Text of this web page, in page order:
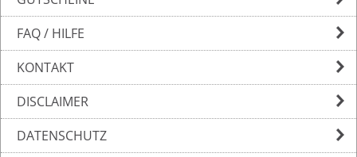
FAQ / HILFE
KONTAKT
DISCLAIMER
DATENSCHUTZ